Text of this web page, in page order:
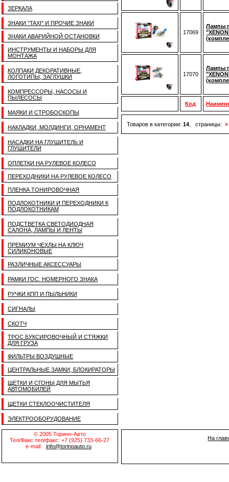
ЗЕРКАЛА
ЗНАКИ "TAXI" И ПРОЧИЕ ЗНАКИ
ЗНАКИ АВАРИЙНОЙ ОСТАНОВКИ
ИНСТРУМЕНТЫ И НАБОРЫ ДЛЯ
МОНТАЖА
КОЛПАКИ ДЕКОРАТИВНЫЕ,
ЛОГОТИПЫ, ЗАГЛУШКИ
КОМПРЕССОРЫ, НАСОСЫ И
ПЫЛЕСОСЫ
МАЯКИ И СТРОБОСКОПЫ
НАКЛАДКИ, МОЛДИНГИ, ОРНАМЕНТ
НАСАДКИ НА ГЛУШИТЕЛЬ И
ГЛУШИТЕЛИ
ОПЛЕТКИ НА РУЛЕВОЕ КОЛЕСО
ПЕРЕХОДНИКИ НА РУЛЕВОЕ КОЛЕСО
ПЛЕНКА ТОНИРОВОЧНАЯ
ПОДЛОКОТНИКИ И ПЕРЕХОДНИКИ К
ПОДЛОКОТНИКАМ
ПОДСТВЕТКА СВЕТОДИОДНАЯ
САЛОНА, ЛАМПЫ И ЛЕНТЫ
ПРЕМИУМ ЧЕХЛЫ НА КЛЮЧ
СИЛИКОНОВЫЕ
РАЗЛИЧНЫЕ АКСЕССУАРЫ
РАМКИ ГОС. НОМЕРНОГО ЗНАКА
РУЧКИ КПП И ПЫЛЬНИКИ
СИГНАЛЫ
СКОТЧ
ТРОС БУКСИРОВОЧНЫЙ И СТЯЖКИ
ДЛЯ ГРУЗА
ФИЛЬТРЫ ВОЗДУШНЫЕ
ЦЕНТРАЛЬНЫЕ ЗАМКИ, БЛОКИРАТОРЫ
ЩЕТКИ И СГОНЫ ДЛЯ МЫТЬЯ
АВТОМОБИЛЕЙ
ЩЕТКИ СТЕКЛООЧИСТИТЕЛЯ
ЭЛЕКТРООБОРУДОВАНИЕ
17069
Лампы
17070
Лампы
Код
Товаров в категории: 14 , страницы: »
© 2005 Торино-Авто
Тел/Факс тел/факс: +7 (925) 733-66-27
e-mail:
info@torinoauto.ru
На